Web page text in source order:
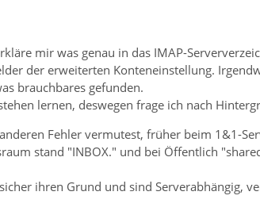
mir was genau in das IMAP-
der erweiterten Konteneinstellung.
brauchbares gefunden.
lernen, deswegen frage ich nach
Fehler vermutest, früher beim 1&1-
stand "INBOX." und bei Öffentlich
ihren Grund und sind Serverabhängig,